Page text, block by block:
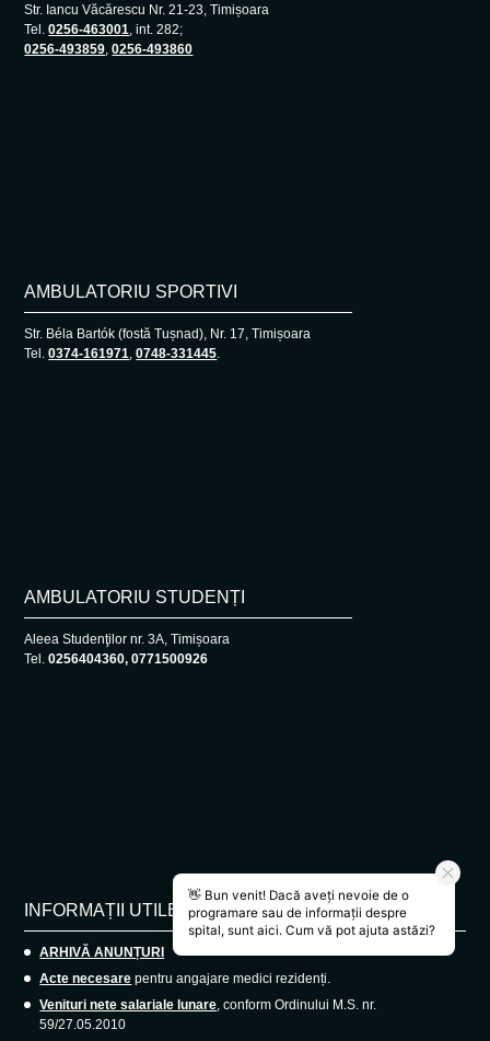
Str. Iancu Văcărescu Nr. 21-23, Timișoara
Tel.0256-463001, int. 282;
0256-493859,0256-493860
AMBULATORIU SPORTIVI
Str. Béla Bartók (fostă Tușnad), Nr. 17, Timișoara
Tel.0374-161971,0748-331445.
AMBULATORIU STUDENȚI
Aleea Studenţilor nr. 3A, Timișoara
Tel.0256404360, 0771500926
INFORMAȚII UTILE
ARHIVĂ ANUNȚURI
Acte necesare pentru angajare medici rezidenți.
Venituri nete salariale lunare, conform Ordinului M.S. nr.
59/27.05.2010